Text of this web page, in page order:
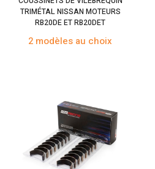
TRIMÉTAL NISSAN MOTEURS
RB20DE ET RB20DET
2 modèles au choix